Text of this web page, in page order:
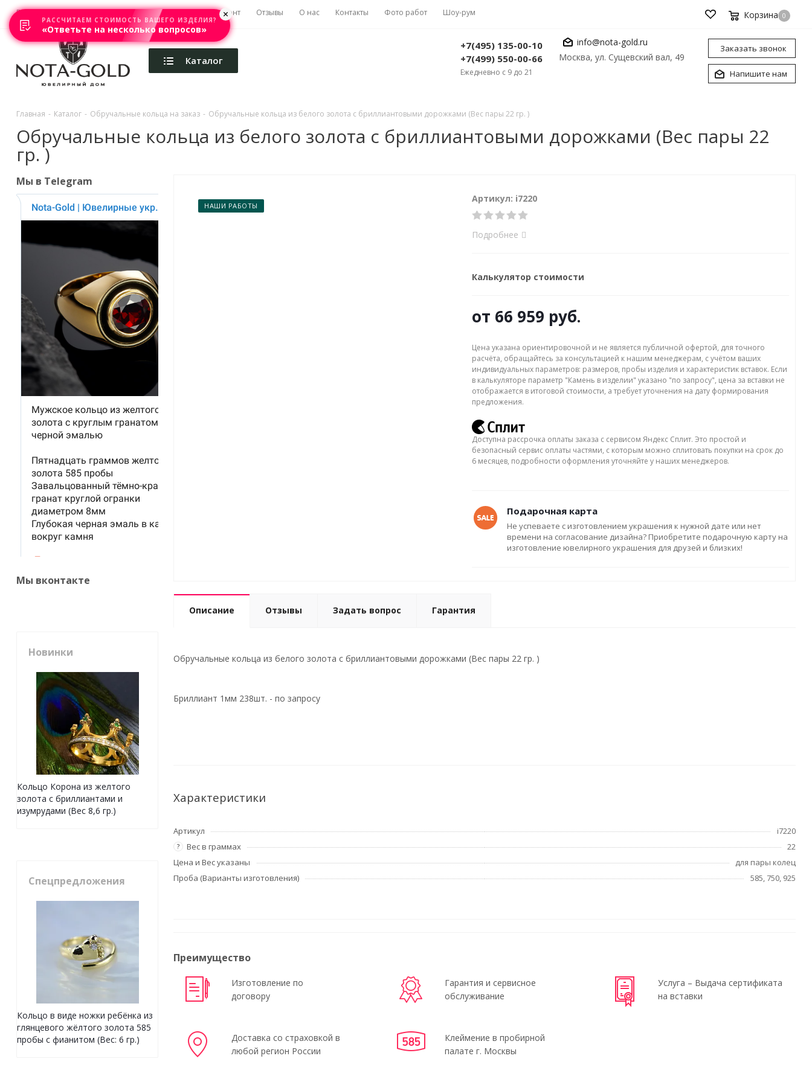
Главная Акции Каталоги Изготовление Ремонт Отзывы О нас Контакты Фото работ Шоу-рум Корзина 0
Каталог
+7(495) 135-00-10
+7(499) 550-00-66
Ежедневно с 9 до 21
info@nota-gold.ru
Москва, ул. Сущевский вал, 49
Заказать звонок
Напишите нам
Главная - Каталог - Обручальные кольца на заказ - Обручальные кольца из белого золота с бриллиантовыми дорожками (Вес пары 22 гр. )
Обручальные кольца из белого золота с бриллиантовыми дорожками (Вес пары 22
гр. )
НАШИ РАБОТЫ
Артикул: i7220
Подробнее
Калькулятор стоимости
от 66 959 руб.
Цена указана ориентировочной и не является публичной офертой, для точного
расчёта, обращайтесь за консультацией к нашим менеджерам, с учётом ваших
индивидуальных параметров: размеров, пробы изделия и характеристик вставок. Если
в калькуляторе параметр "Камень в изделии" указано "по запросу", цена за вставки не
отображается в итоговой стоимости, а требует уточнения на дату формирования
предложения.
Доступна рассрочка оплаты заказа с сервисом Яндекс Сплит. Это простой и
безопасный сервис оплаты частями, с которым можно сплитовать покупки на срок до
6 месяцев, подробности оформления уточняйте у наших менеджеров.
Подарочная карта
Не успеваете с изготовлением украшения к нужной дате или нет
времени на согласование дизайна? Приобретите подарочную карту на
изготовление ювелирного украшения для друзей и близких!
Описание Отзывы Задать вопрос Гарантия
Обручальные кольца из белого золота с бриллиантовыми дорожками (Вес пары 22 гр. )
Бриллиант 1мм 238шт. - по запросу
Характеристики
Артикул i7220
? Вес в граммах
22
Цена и Вес указаны
для пары колец
Проба (Варианты изготовления)
585, 750, 925
Преимущество
Изготовление по
договору
Гарантия и сервисное
обслуживание
Услуга – Выдача сертификата
на вставки
Доставка со страховкой в
любой регион России
Клеймение в пробирной
палате г. Москвы
Мы в Telegram
Мы вконтакте
Новинки
Кольцо Корона из желтого
золота с бриллиантами и
изумрудами (Вес 8,6 гр.)
Спецпредложения
Кольцо в виде ножки ребёнка из
глянцевого жёлтого золота 585
пробы с фианитом (Вес: 6 гр.)
РАССЧИТАЕМ СТОИМОСТЬ ВАШЕГО ИЗДЕЛИЯ?
«Ответьте на несколько вопросов»